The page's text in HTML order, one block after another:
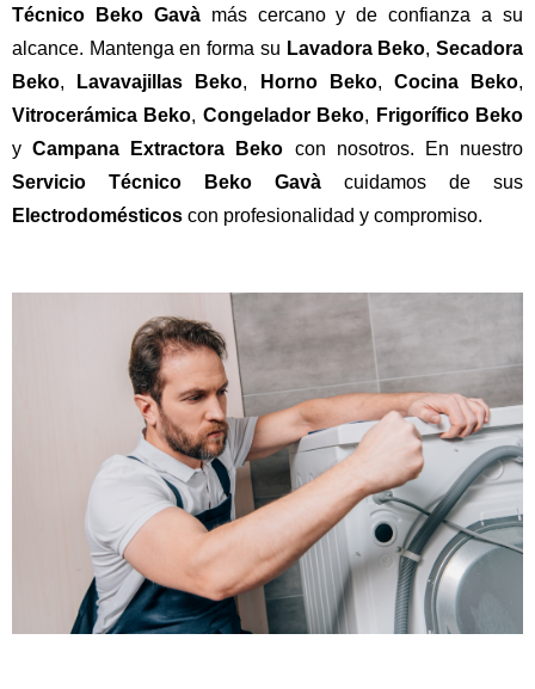
Técnico Beko Gavàmás cercano y de confianza a su
alcance. Mantenga en forma su Lavadora Beko,Secadora
Beko, Lavavajillas Beko, Horno Beko, Cocina Beko,
Vitrocerámica Beko, Congelador Beko, Frigorífico Beko
yCampana Extractora Beko con nosotros. En nuestro
Servicio Técnico Beko Gavà cuidamos de sus
Electrodomésticos con profesionalidad y compromiso.